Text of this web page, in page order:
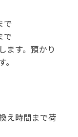
で
で
ます。預かり
え時間まで荷